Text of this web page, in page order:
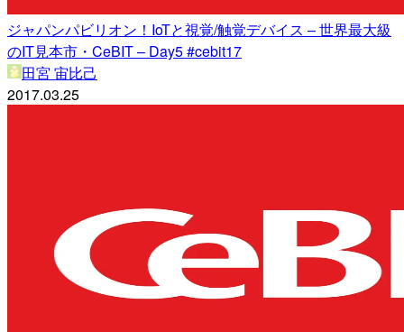
ジャパンパビリオン！IoTと視覚/触覚デバイス – 世界最大級
のIT見本市・CeBIT – Day5 #cebit17
田宮 宙比己
2017.03.25